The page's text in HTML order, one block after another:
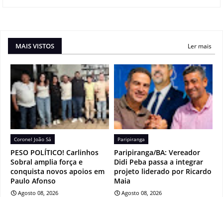
MAIS VISTOS Ler mais
Coronel João Sá
PESO POLÍTICO! Carlinhos
Sobral amplia força e
conquista novos apoios em
Paulo Afonso
Agosto 08, 2026
Paripiranga
Paripiranga/BA: Vereador
Didi Peba passa a integrar
projeto liderado por Ricardo
Maia
Agosto 08, 2026